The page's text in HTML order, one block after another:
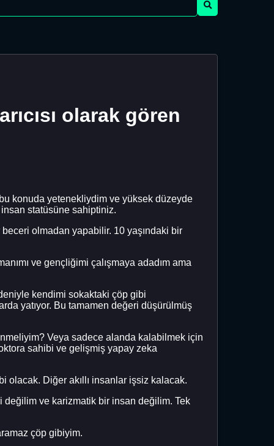
olarak gören
konuda yetenekliydim ve yüksek düzeyde
statüsüne sahiptiniz.
olmadan yapabilir. 10 yaşındaki bir
ve gençliğimi çalışmaya adadım ama
kendimi sokaktaki çöp gibi
yatıyor. Bu tamamen değeri düşürülmüş
Veya sadece alanda kalabilmek için
sahibi ve gelişmiş yapay zeka
olacak. Diğer akıllı insanlar işsiz kalacak.
değilim ve karizmatik bir insan değilim. Tek
çöp gibiyim.